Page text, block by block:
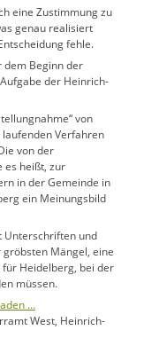
eine Zustimmung zu
genau realisiert
fehle.
dem Beginn der
der Heinrich-
von
Verfahren
von der
es heißt, zur
in der Gemeinde in
ein Meinungsbild
Unterschriften und
Mängel, eine
Heidelberg, bei der
müssen.
…
West, Heinrich-